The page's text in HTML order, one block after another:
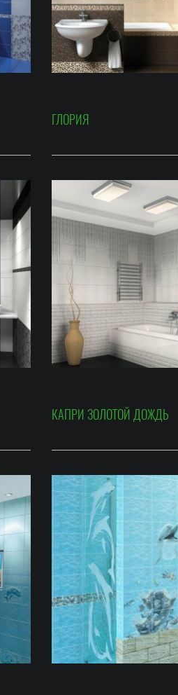
ГЛОРИЯ
КАПРИ ЗОЛОТОЙ ДОЖДЬ